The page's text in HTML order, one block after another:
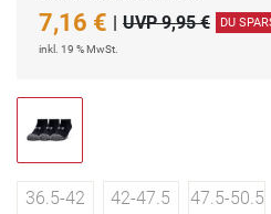
7,16 € | UVP 9,95 € DU
inkl. 19 % MwSt.
36.5-42 42-47.5 47.5-50.5